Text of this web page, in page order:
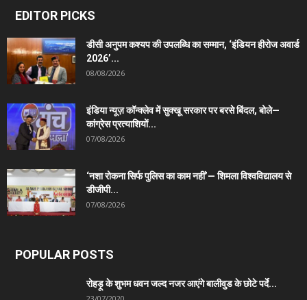
EDITOR PICKS
डीसी अनुपम कश्यप की उपलब्धि का सम्मान, ‘इंडियन हीरोज अवार्ड
2026’...
08/08/2026
इंडिया न्यूज़ कॉन्क्लेव में सुक्खू सरकार पर बरसे बिंदल, बोले—
कांग्रेस प्रत्याशियों...
07/08/2026
‘नशा रोकना सिर्फ पुलिस का काम नहीं’— शिमला विश्वविद्यालय से
डीजीपी...
07/08/2026
POPULAR POSTS
रोहड़ू के शुभम धवन जल्द नजर आएंगे बालीवुड के छोटे पर्दे...
23/07/2020